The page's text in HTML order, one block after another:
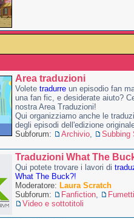
Area traduzioni
Volete tradurre un episodio fan
una fan fic, e desiderate aiuto?
nostra Area Traduzioni!
Qui organizziamo anche le
degli episodi dell'edizione
Subforum:
Archivio,
Subbing
Traduzioni What The
Qui potete trovare i lavori di
What The Buck?!
Moderatore: Laura Scratch
Subforum:
Fanfiction,
Fumetti
Video e sottotitoli